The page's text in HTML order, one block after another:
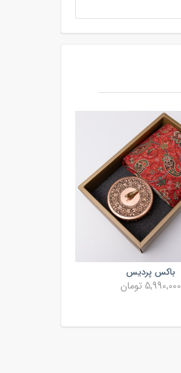
باکس پردیس
5,990,000 تومان